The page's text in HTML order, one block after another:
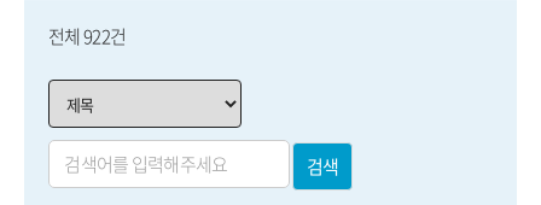
학생회
취업
전체 922건
검색